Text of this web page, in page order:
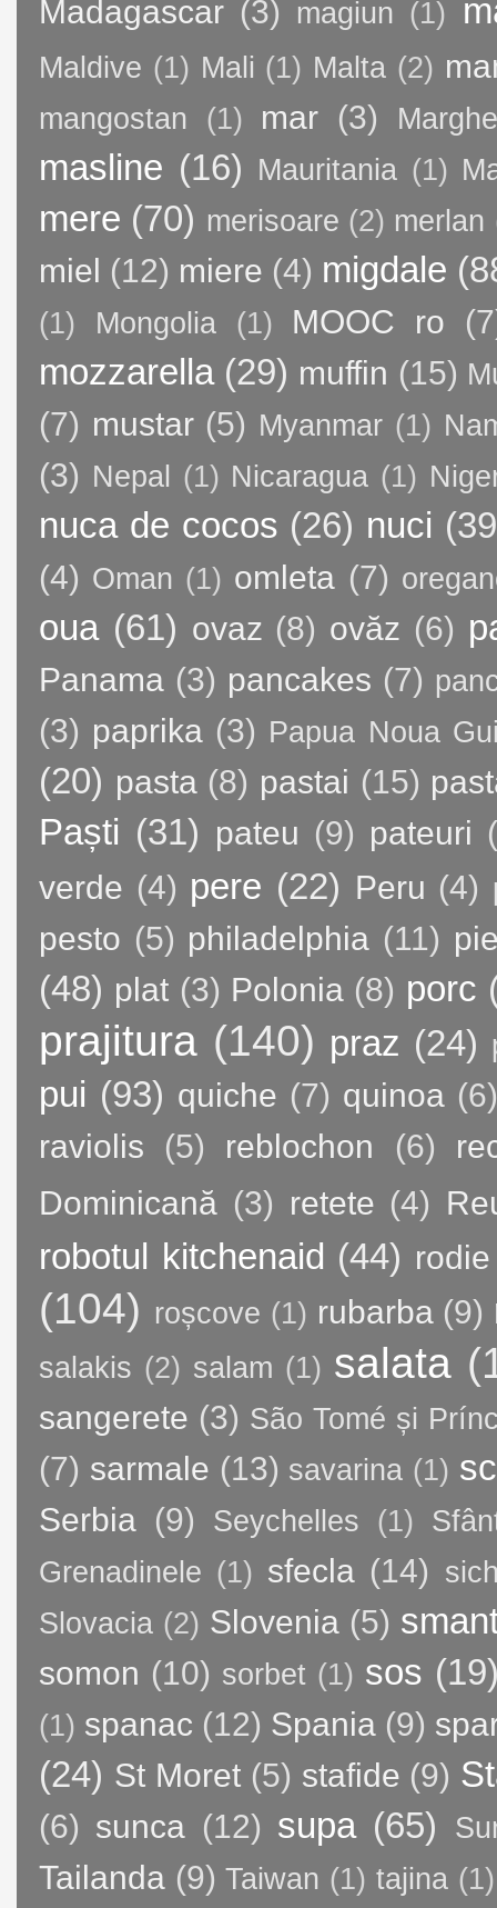
Madagascar (3) magiun (1)
Maldive (1) Mali (1) Malta (2)
mangostan (1) mar (3)
masline (16) Mauritania (1)
mere (70) merisoare (2) merlan
miel (12) miere (4) migdale
(1) Mongolia (1) MOOC ro
mozzarella (29) muffin (15)
(7) mustar (5) Myanmar (1)
(3) Nepal (1) Nicaragua (1)
nuca de cocos (26) nuci
(4) Oman (1) omleta (7)
oua (61) ovaz (8) ovăz (6)
Panama (3) pancakes (7)
(3) paprika (3) Papua Noua
(20) pasta (8) pastai (15)
Paști (31) pateu (9) pateuri
verde (4) pere (22) Peru (4)
pesto (5) philadelphia (11)
(48) plat (3) Polonia (8) porc
prajitura (140) praz (24)
pui (93) quiche (7) quinoa
raviolis
(5) reblochon (6)
Dominicană (3) retete (4)
robotul kitchenaid (44) rodie
(104) roșcove (1) rubarba (9)
salakis (2) salam (1) salata
sangerete (3) São Tomé și
(7) sarmale (13) savarina (1)
Serbia (9) Seychelles (1)
Grenadinele (1) sfecla (14)
Slovacia (2) Slovenia (5)
somon (10) sorbet (1) sos
(1) spanac (12) Spania (9)
(24) St Moret (5) stafide (9)
(6) sunca (12) supa (65)
Tailanda (9) Taiwan (1) tajina (1)